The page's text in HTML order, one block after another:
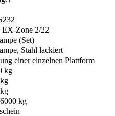
Zone 2/22
(Set)
Stahl lackiert
einer einzelnen Plattform
kg
kg